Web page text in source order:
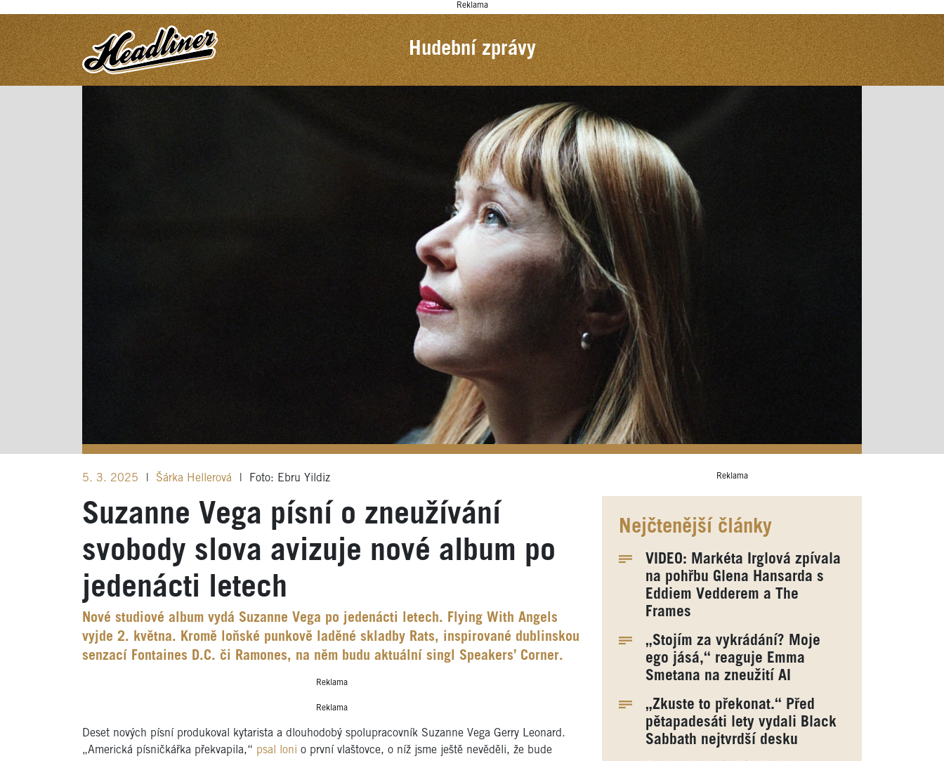
Reklama
Hudební zprávy
5. 3. 2025 Šárka Hellerová Foto: Ebru Yildiz
Suzanne Vega písní o zneužívání
svobody slova avizuje nové album po
jedenácti letech
Nové studiové album vydá Suzanne Vega po jedenácti letech. Flying With Angels
vyjde 2. května. Kromě loňské punkově laděné skladby Rats, inspirované dublinskou
senzací Fontaines D.C. či Ramones, na něm budu aktuální singl Speakers’ Corner.
Reklama
Reklama
Deset nových písní produkoval kytarista a dlouhodobý spolupracovník Suzanne Vega Gerry Leonard.
„Americká písničkářka překvapila,“ psal loni o první vlaštovce, o níž jsme ještě nevěděli, že bude
Reklama
Nejčtenější články
VIDEO: Markéta Irglová zpívala
na pohřbu Glena Hansarda s
Eddiem Vedderem a The
Frames
„Stojím za vykrádání? Moje
ego jásá,“ reaguje Emma
Smetana na zneužití AI
„Zkuste to překonat.“ Před
pětapadesáti lety vydali Black
Sabbath nejtvrdší desku